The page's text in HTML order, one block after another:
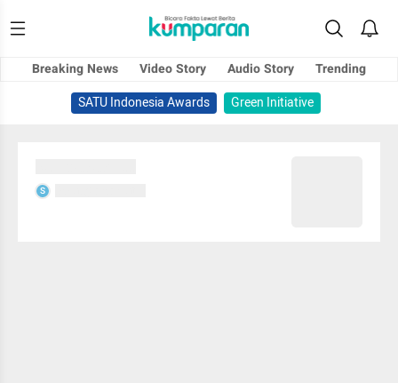
Breaking News Video Story Audio Story
Trending
SATU Indonesia Awards
Green Initiative
S